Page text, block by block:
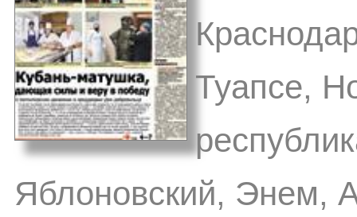
Туапсе,
Яблоновский, Энем,